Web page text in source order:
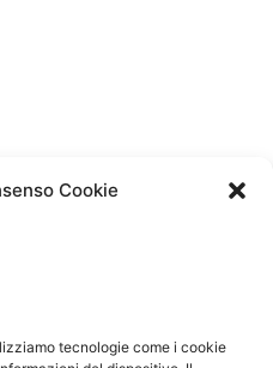
Cookie
tecnologie come i cookie
materiali. Pertanto non